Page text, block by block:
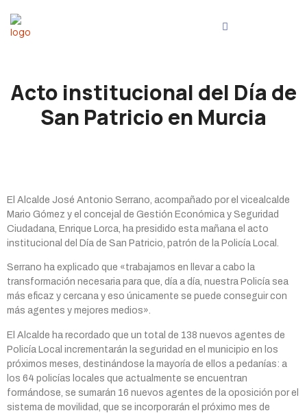
Acto institucional del Día de
San Patricio en Murcia
El Alcalde José Antonio Serrano, acompañado por el vicealcalde
Mario Gómez y el concejal de Gestión Económica y Seguridad
Ciudadana, Enrique Lorca, ha presidido esta mañana el acto
institucional del Día de San Patricio, patrón de la Policía Local.
Serrano ha explicado que «trabajamos en llevar a cabo la
transformación necesaria para que, día a día, nuestra Policía sea
más eficaz y cercana y eso únicamente se puede conseguir con
más agentes y mejores medios».
El Alcalde ha recordado que un total de 138 nuevos agentes de
Policía Local incrementarán la seguridad en el municipio en los
próximos meses, destinándose la mayoría de ellos a pedanías: a
los 64 policías locales que actualmente se encuentran
formándose, se sumarán 16 nuevos agentes de la oposición por el
sistema de movilidad, que se incorporarán el próximo mes de